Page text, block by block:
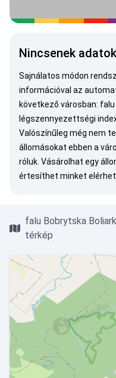
Nincsenek
Sajnálatos módon
információval az
következő városban:
légszennyezettségi
Valószínűleg még nem
állomásokat ebben a
róluk. Vásárolhat egy
értesíthet minket
falu Bobrytska
térkép